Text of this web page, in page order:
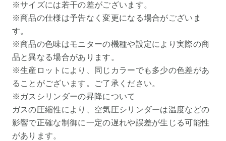
※サイズには若干の差がございます。
※商品の仕様は予告なく変更になる場合がございま
す。
※商品の色味はモニターの機種や設定により実際の商
品と異なる場合があります。
※生産ロットにより、同じカラーでも多少の色差があ
ることがございます。ご了承ください。
※ガスシリンダーの昇降について
ガスの圧縮性により、空気圧シリンダーは温度などの
影響で正確な制御に一定の遅れや誤差が生じる可能性
があります。